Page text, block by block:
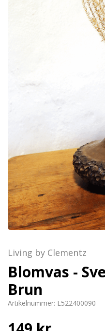
Living by Clementz
Blomvas -
Brun
Artikelnummer: L522400090